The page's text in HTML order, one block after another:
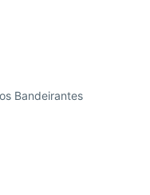
Bandeirantes